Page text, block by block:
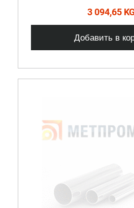
3 094,65
Добавить в